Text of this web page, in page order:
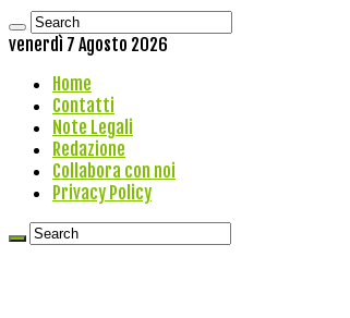
venerdì 7 Agosto 2026
Home
Contatti
Note Legali
Redazione
Collabora con noi
Privacy Policy